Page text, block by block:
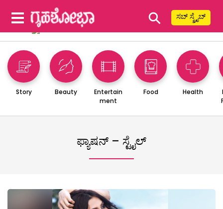
⚲ ಸಬ್ ಸ್ಕ್ರೈಬ್
Story Beauty
Entertain
ment
Food Health
ಫ್ಯಾಷನ್ – ಸ್ಟೈಲ್